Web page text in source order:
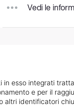
Vedi le
esso integrati
e per il
altri identificatori